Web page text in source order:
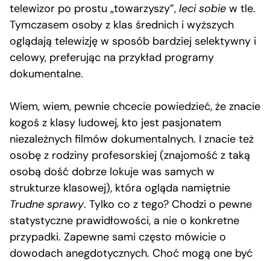
telewizor po prostu „towarzyszy”, leci sobie w tle.
Tymczasem osoby z klas średnich i wyższych
oglądają telewizję w sposób bardziej selektywny i
celowy, preferując na przykład programy
dokumentalne.
Wiem, wiem, pewnie chcecie powiedzieć, że znacie
kogoś z klasy ludowej, kto jest pasjonatem
niezależnych filmów dokumentalnych. I znacie też
osobę z rodziny profesorskiej (znajomość z taką
osobą dość dobrze lokuje was samych w
strukturze klasowej), która ogląda namiętnie
Trudne sprawy. Tylko co z tego? Chodzi o pewne
statystyczne prawidłowości, a nie o konkretne
przypadki. Zapewne sami często mówicie o
dowodach anegdotycznych. Choć mogą one być